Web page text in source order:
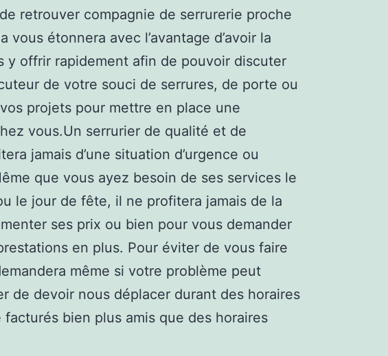
retrouver compagnie de serrurerie proche
vous étonnera avec l’avantage d’avoir la
y offrir rapidement afin de pouvoir discuter
de votre souci de serrures, de porte ou
projets pour mettre en place une
vous.Un serrurier de qualité et de
jamais d’une situation d’urgence ou
que vous ayez besoin de ses services le
le jour de fête, il ne profitera jamais de la
ses prix ou bien pour vous demander
en plus. Pour éviter de vous faire
même si votre problème peut
de devoir nous déplacer durant des horaires
bien plus amis que des horaires